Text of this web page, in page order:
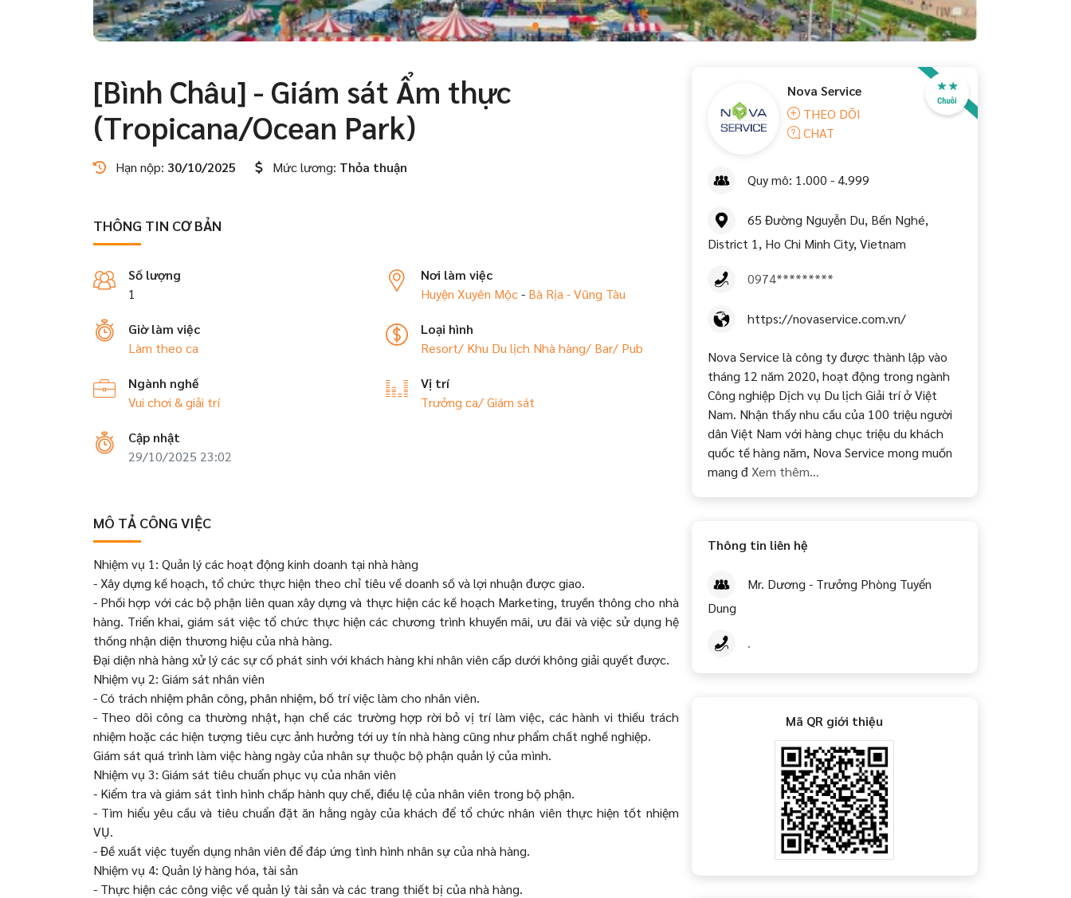
[Bình Châu] - Giám sát Ẩm thực
(Tropicana/Ocean Park)
Hạn nộp: 30/10/2025 Mức lương: Thỏa thuận
THÔNG TIN CƠ BẢN
Số lượng
1
Nơi làm việc
Huyện Xuyên Mộc- Bà Rịa - Vũng Tàu
Giờ làm việc
Làm theo ca
Loại hình
Resort/ Khu Du lịch Nhà hàng/ Bar/ Pub
Ngành nghề
Vui chơi & giải trí
Vị trí
Trưởng ca/ Giám sát
Cập nhật
29/10/2025 23:02
MÔ TẢ CÔNG VIỆC
Nhiệm vụ 1: Quản lý các hoạt động kinh doanh tại nhà hàng
- Xây dựng kế hoạch, tổ chức thực hiện theo chỉ tiêu về doanh số và lợi nhuận được giao.
- Phối hợp với các bộ phận liên quan xây dựng và thực hiện các kế hoạch Marketing, truyền thông cho nhà
hàng. Triển khai, giám sát việc tổ chức thực hiện các chương trình khuyến mãi, ưu đãi và việc sử dụng hệ
thống nhận diện thương hiệu của nhà hàng.
Đại diện nhà hàng xử lý các sự cố phát sinh với khách hàng khi nhân viên cấp dưới không giải quyết được.
Nhiệm vụ 2: Giám sát nhân viên
- Có trách nhiệm phân công, phân nhiệm, bố trí việc làm cho nhân viên.
- Theo dõi công ca thường nhật, hạn chế các trường hợp rời bỏ vị trí làm việc, các hành vi thiếu trách
nhiệm hoặc các hiện tượng tiêu cực ảnh hưởng tới uy tín nhà hàng cũng như phẩm chất nghề nghiệp.
Giám sát quá trình làm việc hàng ngày của nhân sự thuộc bộ phận quản lý của mình.
Nhiệm vụ 3: Giám sát tiêu chuẩn phục vụ của nhân viên
- Kiểm tra và giám sát tình hình chấp hành quy chế, điều lệ của nhân viên trong bộ phận.
- Tìm hiểu yêu cầu và tiêu chuẩn đặt ăn hằng ngày của khách để tổ chức nhân viên thực hiện tốt nhiệm
VỤ.
- Đề xuất việc tuyển dụng nhân viên để đáp ứng tình hình nhân sự của nhà hàng.
Nhiệm vụ 4: Quản lý hàng hóa, tài sản
- Thực hiện các công việc về quản lý tài sản và các trang thiết bị của nhà hàng.
Nova Service
THEO DÕI
CHAT
Quy mô: 1.000 - 4.999
65 Đường Nguyễn Du, Bến Nghé,
District 1, Ho Chi Minh City, Vietnam
0974*********
https://novaservice.com.vn/
Nova Service là công ty được thành lập vào
tháng 12 năm 2020, hoạt động trong ngành
Công nghiệp Dịch vụ Du lịch Giải trí ở Việt
Nam. Nhận thấy nhu cầu của 100 triệu người
dân Việt Nam với hàng chục triệu du khách
quốc tế hàng năm, Nova Service mong muốn
mang đXem thêm...
Thông tin liên hệ
Mr. Dương - Trưởng Phòng Tuyển
Dung
.
Mã QR giới thiệu